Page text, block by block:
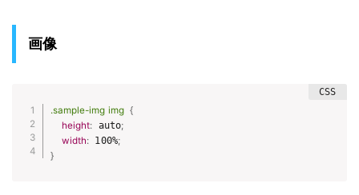
画像
.sample-img img {
height: auto;
width: 100%;
}